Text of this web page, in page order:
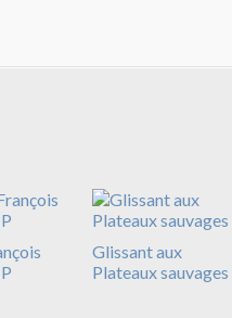
Glissant aux
Plateaux sauvages